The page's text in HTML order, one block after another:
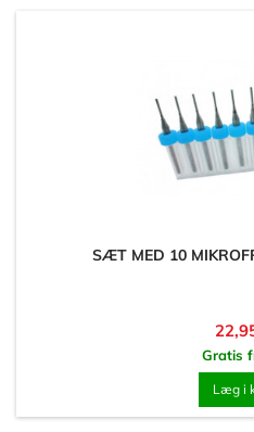
SÆT MED 10
Pris
Gratis
Læg i